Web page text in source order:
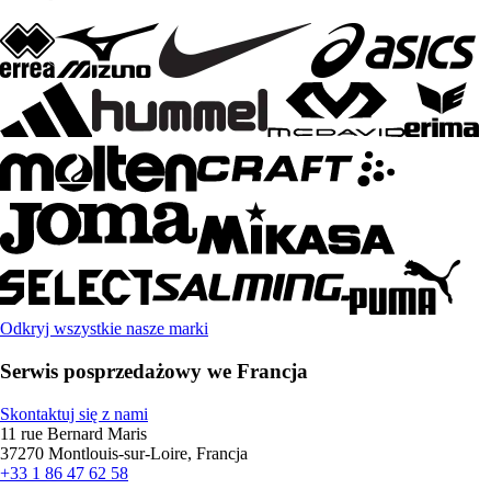
Odkryj wszystkie nasze marki
Serwis posprzedażowy we Francja
Skontaktuj się z nami
11 rue Bernard Maris
37270 Montlouis-sur-Loire, Francja
+33 1 86 47 62 58